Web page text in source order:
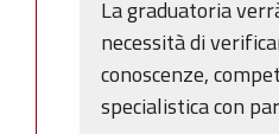
La graduatoria
necessità di
conoscenze,
specialistica con